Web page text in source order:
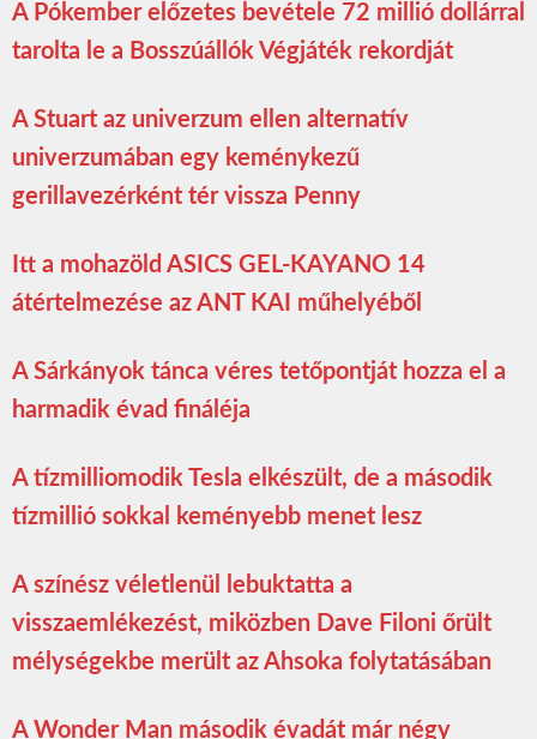
A Pókember előzetes bevétele 72 millió dollárral
tarolta le a Bosszúállók Végjáték rekordját
A Stuart az univerzum ellen alternatív
univerzumában egy keménykezű
gerillavezérként tér vissza Penny
Itt a mohazöld ASICS GEL-KAYANO 14
átértelmezése az ANT KAI műhelyéből
A Sárkányok tánca véres tetőpontját hozza el a
harmadik évad fináléja
A tízmilliomodik Tesla elkészült, de a második
tízmillió sokkal keményebb menet lesz
A színész véletlenül lebuktatta a
visszaemlékezést, miközben Dave Filoni őrült
mélységekbe merült az Ahsoka folytatásában
A Wonder Man második évadát már négy